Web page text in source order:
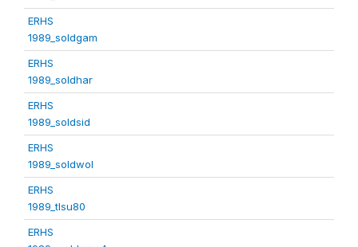
ERHS
1989_soldgam
ERHS
1989_soldhar
ERHS
1989_soldsid
ERHS
1989_soldwol
ERHS
1989_tlsu80
ERHS